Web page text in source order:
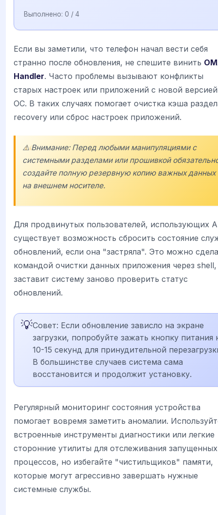
Выполнено: 0 / 4
Если вы заметили, что телефон начал вести себя
странно после обновления, не спешите винить
Handler. Часто проблемы вызывают конфликты
старых настроек или приложений с новой версией
ОС. В таких случаях помогает очистка кэша
recovery или сброс настроек приложений.
⚠️ Внимание: Перед любыми манипуляциями с
системными разделами или прошивкой
создайте полную резервную копию важных данных
на внешнем носителе.
Для продвинутых пользователей, использующих
существует возможность сбросить состояние
обновлений, если она "застряла". Это можно
командой очистки данных приложения через shell,
заставит систему заново проверить статус
обновлений.
💡Совет: Если обновление зависло на экране
загрузки, попробуйте зажать кнопку питания
10-15 секунд для принудительной
В большинстве случаев система сама
восстановится и продолжит установку.
Регулярный мониторинг состояния устройства
помогает вовремя заметить аномалии.
встроенные инструменты диагностики или легкие
сторонние утилиты для отслеживания запущенных
процессов, но избегайте "чистильщиков" памяти,
которые могут агрессивно завершать нужные
системные службы.